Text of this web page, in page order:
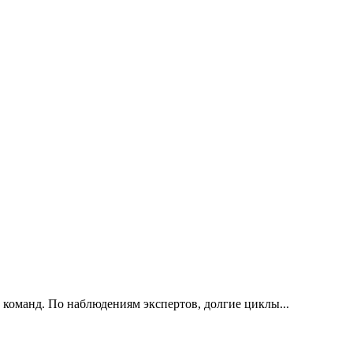
По наблюдениям экспертов, долгие циклы...